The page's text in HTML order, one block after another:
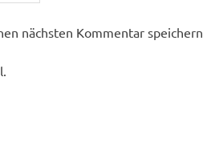
nächsten Kommentar speichern.